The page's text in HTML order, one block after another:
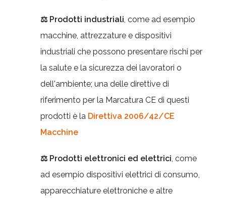
⚖ Prodotti industriali, come ad esempio
macchine, attrezzature e dispositivi
industriali che possono presentare rischi per
la salute e la sicurezza dei lavoratori o
dell'ambiente; una delle direttive di
riferimento per la Marcatura CE di questi
prodotti è la Direttiva 2006/42/CE
Macchine
⚖ Prodotti elettronici ed elettrici, come
ad esempio dispositivi elettrici di consumo,
apparecchiature elettroniche e altre